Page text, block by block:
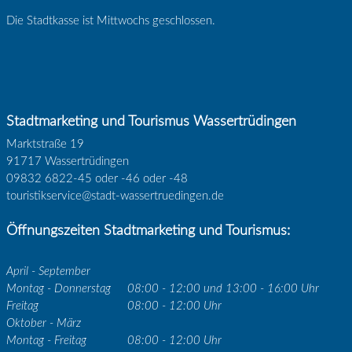
Die Stadtkasse ist Mittwochs geschlossen.
Stadtmarketing und Tourismus Wassertrüdingen
Marktstraße 19
91717 Wassertrüdingen
09832 6822-45 oder -46 oder -48
touristikservice@stadt-wassertruedingen.de
Öffnungszeiten Stadtmarketing und Tourismus:
April - September
Montag - Donnerstag
08:00 - 12:00 und 13:00 - 16:00 Uhr
Freitag
08:00 - 12:00 Uhr
Oktober - März
Montag - Freitag
08:00 - 12:00 Uhr